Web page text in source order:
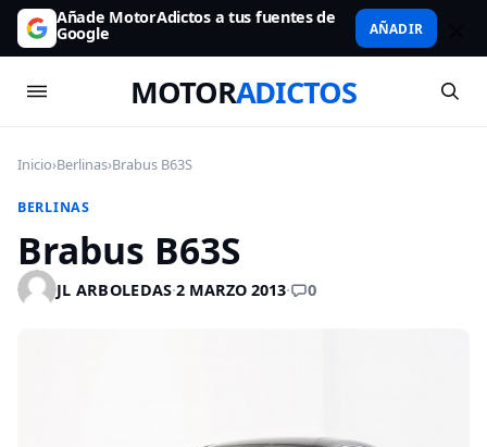
Añade MotorAdictos a tus fuentes de
Google AÑADIR
MOTORADICTOS
Inicio›Berlinas›Brabus B63S
BERLINAS
Brabus B63S
JL ARBOLEDAS·2 MARZO 2013· 0